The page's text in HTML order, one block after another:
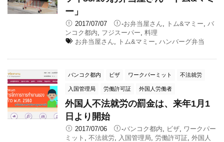
ー」
2017/07/07 -お弁当屋さん トム&マミー
バ
ンコク都内
フジスーパー 料理
お弁当屋さん
トム&マミー ,ハンバーグ弁当
バンコク都内 ビザ ワークパーミット 不法就労
入国管理局 労働許可証 外国人労働者
外国人不法就労の罰金は、来年1月1
日より開始
2017/07/06 -バンコク都内 ビザ, ワークパー
ミット
不法就労 入国管理局 労働許可証 外国人